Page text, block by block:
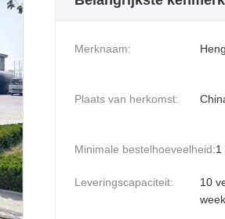
Merknaam:
Plaats van herkomst:
Minimale bestelhoeveelheid:1
Leveringscapaciteit:
10
week